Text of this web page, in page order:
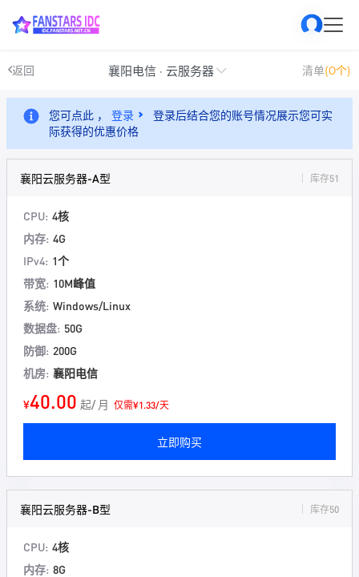
返回 襄阳电信 · 云服务器 清单(0个)
您可点此 ， 登录
登录后结合您的账号情况展示您可实
际获得的优惠价格
襄阳云服务器-A型 库存51
CPU: 4核
内存: 4G
IPv4: 1个
带宽: 10M峰值
系统: Windows/Linux
数据盘: 50G
防御: 200G
机房: 襄阳电信
¥40.00 起/ 月 仅需¥1.33/天
立即购买
襄阳云服务器-B型 库存50
CPU: 4核
内存: 8G